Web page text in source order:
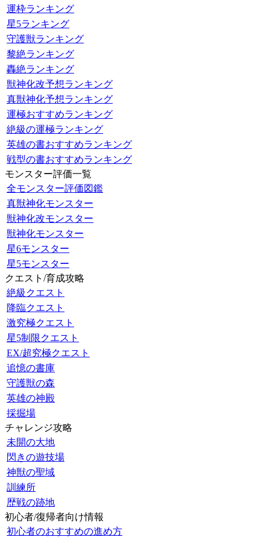
運枠ランキング
星5ランキング
守護獣ランキング
黎絶ランキング
轟絶ランキング
獣神化改予想ランキング
真獣神化予想ランキング
運極おすすめランキング
絶級の運極ランキング
英雄の書おすすめランキング
戦型の書おすすめランキング
モンスター評価一覧
全モンスター評価図鑑
真獣神化モンスター
獣神化改モンスター
獣神化モンスター
星6モンスター
星5モンスター
クエスト/育成攻略
絶級クエスト
降臨クエスト
激究極クエスト
星5制限クエスト
EX/超究極クエスト
追憶の書庫
守護獣の森
英雄の神殿
採掘場
チャレンジ攻略
未開の大地
閃きの遊技場
神獣の聖域
訓練所
歴戦の跡地
初心者/復帰者向け情報
初心者のおすすめの進め方